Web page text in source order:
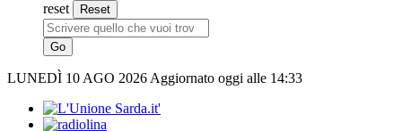
reset
LUNEDÌ 10 AGO 2026 Aggiornato oggi alle 14:33